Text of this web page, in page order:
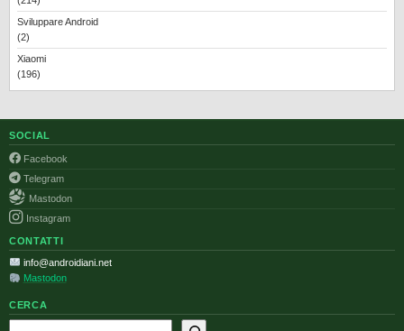
Sviluppare Android
(2)
Xiaomi
(196)
SOCIAL
Facebook
Telegram
Mastodon
Instagram
CONTATTI
info@androidiani.net
Mastodon
CERCA